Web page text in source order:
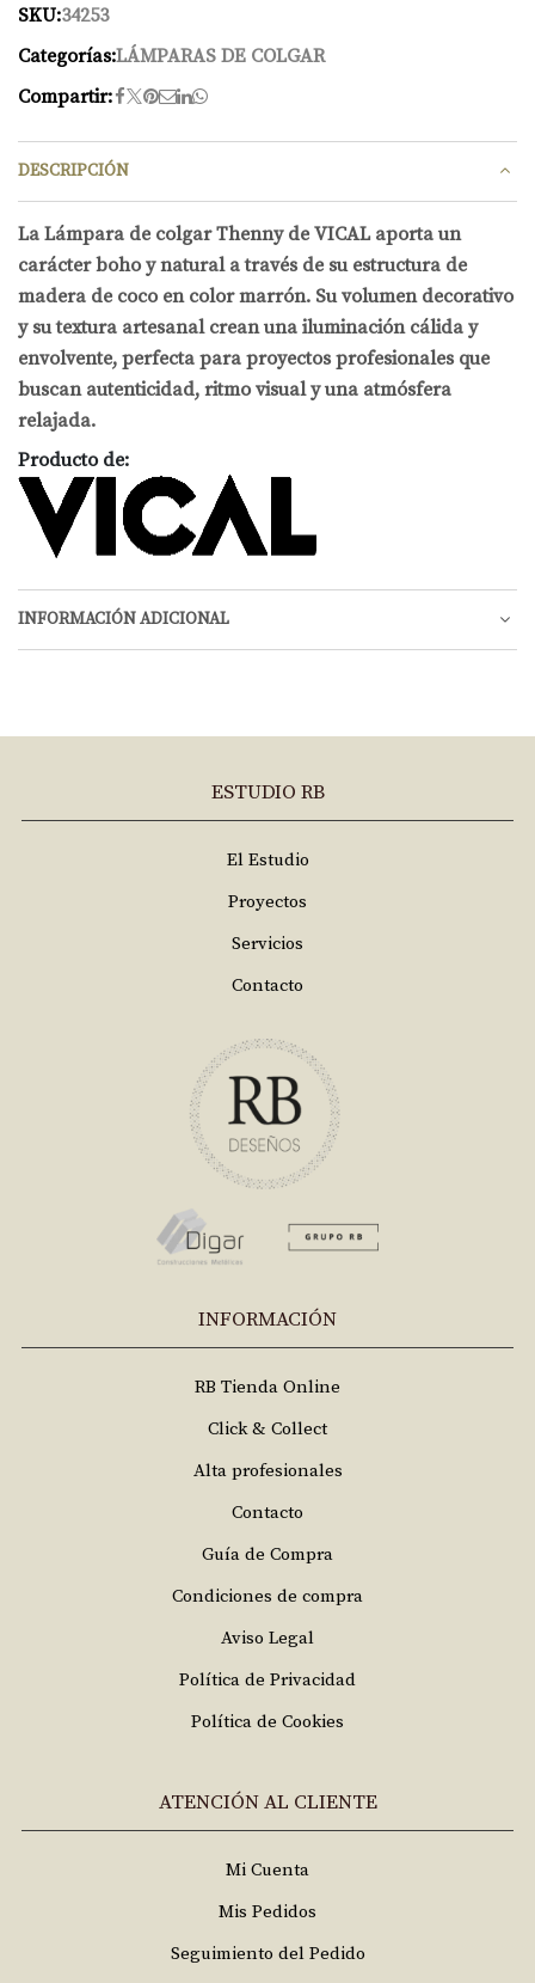
SKU:34253
Categorías:LÁMPARAS DE COLGAR
Compartir:
DESCRIPCIÓN
La Lámpara de colgar Thenny de VICAL aporta un
carácter boho y natural a través de su estructura de
madera de coco en color marrón. Su volumen decorativo
y su textura artesanal crean una iluminación cálida y
envolvente, perfecta para proyectos profesionales que
buscan autenticidad, ritmo visual y una atmósfera
relajada.
Producto de:
INFORMACIÓN ADICIONAL
ESTUDIO RB
El Estudio
Proyectos
Servicios
Contacto
INFORMACIÓN
RB Tienda Online
Click & Collect
Alta profesionales
Contacto
Guía de Compra
Condiciones de compra
Aviso Legal
Política de Privacidad
Política de Cookies
ATENCIÓN AL CLIENTE
Mi Cuenta
Mis Pedidos
Seguimiento del Pedido